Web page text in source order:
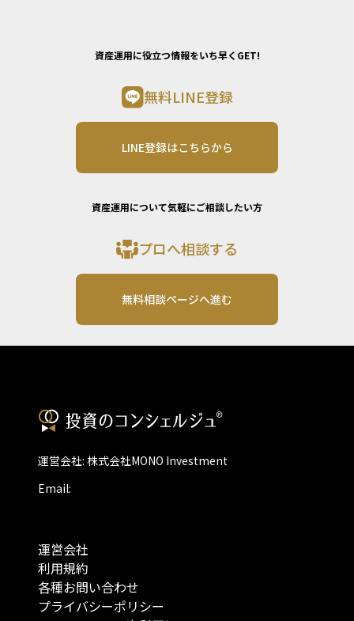
資産運用に役立つ情報をいち早くGET!
無料LINE登録
LINE登録はこちらから
資産運用について気軽にご相談したい方
プロへ相談する
無料相談ページへ進む
運営会社: 株式会社MONO Investment
Email:
運営会社
利用規約
各種お問い合わせ
プライバシーポリシー